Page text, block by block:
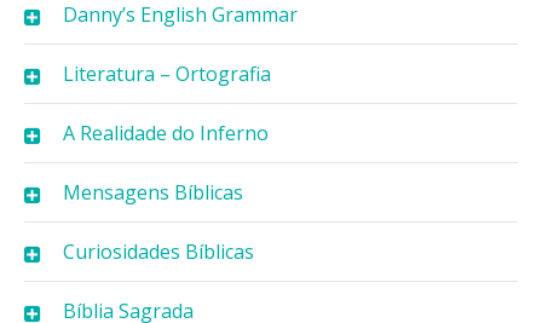
Danny’s English Grammar
Literatura – Ortografia
A Realidade do Inferno
Mensagens Bíblicas
Curiosidades Bíblicas
Bíblia Sagrada